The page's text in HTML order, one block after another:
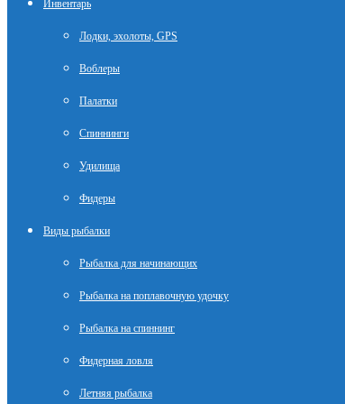
Инвентарь
Лодки, эхолоты, GPS
Воблеры
Палатки
Спиннинги
Удилища
Фидеры
Виды рыбалки
Рыбалка для начинающих
Рыбалка на поплавочную удочку
Рыбалка на спиннинг
Фидерная ловля
Летняя рыбалка